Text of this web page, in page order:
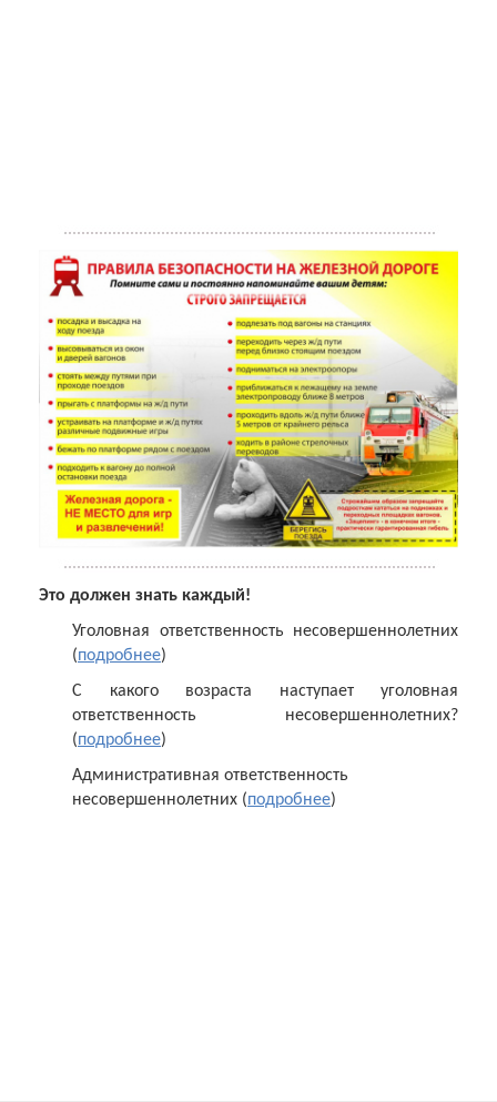
Это должен знать каждый!
Уголовная ответственность несовершеннолетних
(подробнее)
С какого возраста наступает уголовная
ответственность несовершеннолетних?
(подробнее)
Административная ответственность
несовершеннолетних (подробнее)